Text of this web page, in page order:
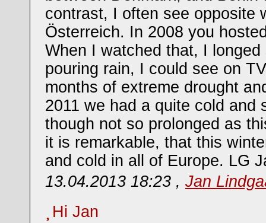
contrast, I often see opposite
Österreich. In 2008 you
When I watched that, I
pouring rain, I could see on
months of extreme drought
2011 we had a quite cold and
though not so prolonged as
it is remarkable, that this
and cold in all of Europe. LG
13.04.2013 18:23 , Jan
Hi Jan